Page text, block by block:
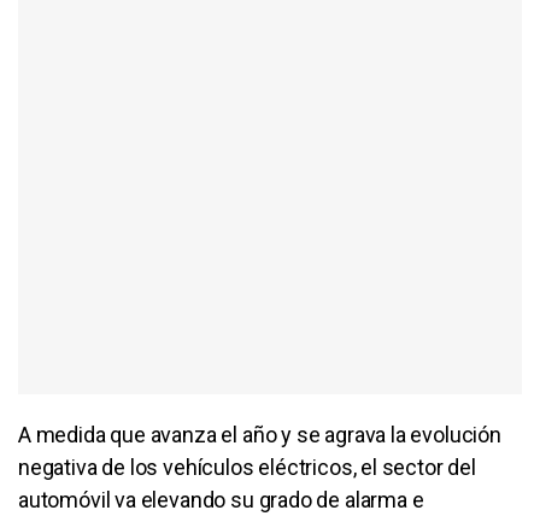
A medida que avanza el año y se agrava la evolución
negativa de los vehículos eléctricos, el sector del
automóvil va elevando su grado de alarma e